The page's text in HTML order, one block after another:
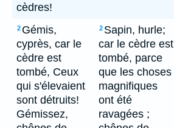
cèdres!
2 Gémis,
cyprès, car le
cèdre est
tombé, Ceux
qui s'élevaient
sont détruits!
Gémissez,
2 Sapin, hurle;
car le cèdre est
tombé, parce
que les choses
magnifiques
ont été
ravagées ;